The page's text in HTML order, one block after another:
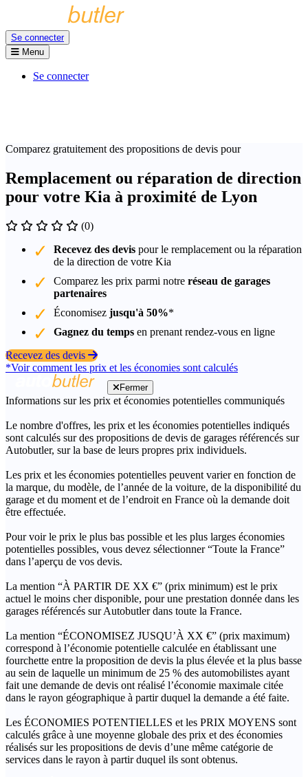
Se connecter
Menu
Se connecter
Comparez gratuitement des propositions de devis pour
Remplacement ou réparation de direction
pour votre Kia à proximité de Lyon
(0)
Recevez des devis pour le remplacement ou la réparation
de la direction de votre Kia
Comparez les prix parmi notre réseau de garages
partenaires
Économisez jusqu'à 50%*
Gagnez du temps en prenant rendez-vous en ligne
Recevez des devis
*Voir comment les prix et les économies sont calculés
Fermer
Informations sur les prix et économies potentielles communiqués
Le nombre d'offres, les prix et les économies potentielles indiqués
sont calculés sur des propositions de devis de garages référencés sur
Autobutler, sur la base de leurs propres prix individuels.
Les prix et les économies potentielles peuvent varier en fonction de
la marque, du modèle, de l’année de la voiture, de la disponibilité du
garage et du moment et de l’endroit en France où la demande doit
être effectuée.
Pour voir le prix le plus bas possible et les plus larges économies
potentielles possibles, vous devez sélectionner “Toute la France”
dans l’aperçu de vos devis.
La mention “À PARTIR DE XX €” (prix minimum) est le prix
actuel le moins cher disponible, pour une prestation donnée dans les
garages référencés sur Autobutler dans toute la France.
La mention “ÉCONOMISEZ JUSQU’À XX €” (prix maximum)
correspond à l’économie potentielle calculée en établissant une
fourchette entre la proposition de devis la plus élevée et la plus basse
au sein de laquelle un minimum de 25 % des automobilistes ayant
fait une demande de devis ont réalisé l’économie maximale citée
dans le rayon géographique à partir duquel la demande a été faite.
Les ÉCONOMIES POTENTIELLES et les PRIX MOYENS sont
calculés grâce à une moyenne globale des prix et des économies
réalisés sur les propositions de devis d’une même catégorie de
services dans le rayon à partir duquel ils sont obtenus.